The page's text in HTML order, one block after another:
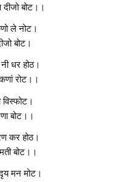
बोट।।
ले नोट।
बोट।
धर होठ।
रोट।।
विस्फोट।
बोट।।
कर होठ।
बोट।।
मन मोट।